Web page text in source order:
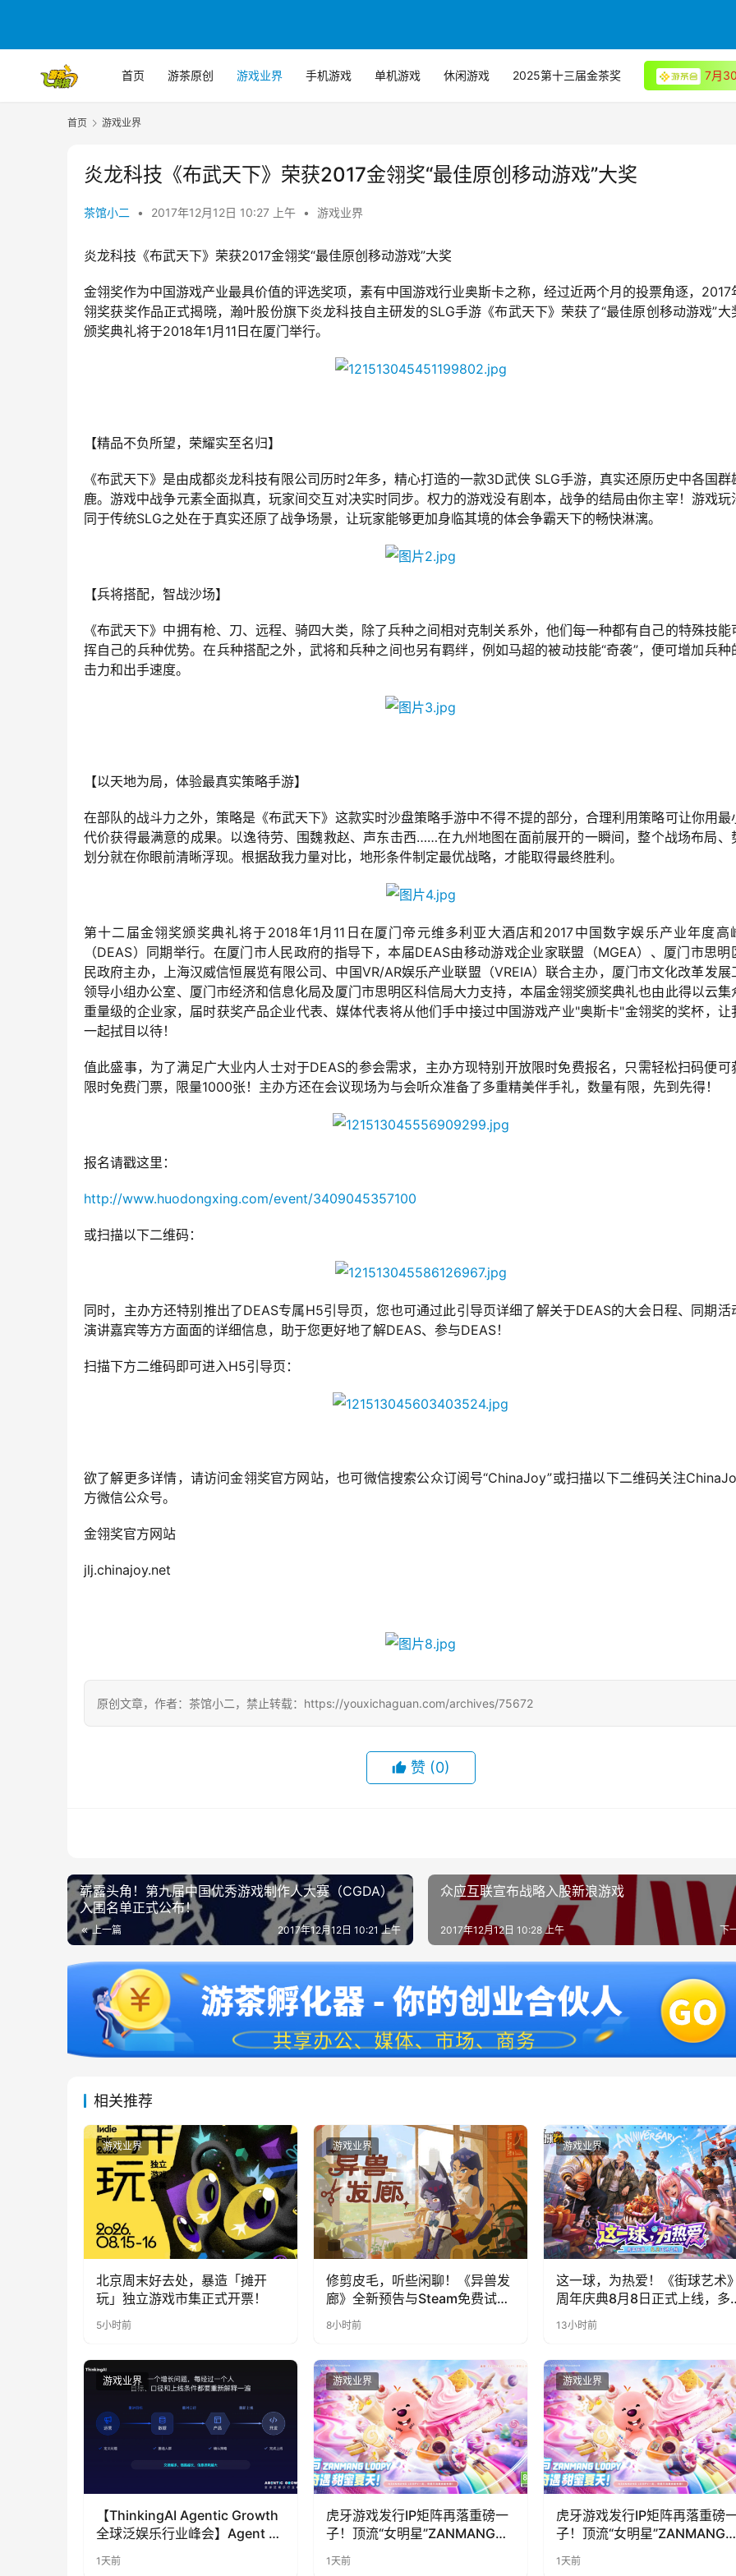
首页 游茶原创 游戏业界 手机游戏 单机游戏 休闲游戏 2025第十三届金茶奖 7月
首页 游戏业界
炎龙科技《布武天下》荣获2017金翎奖“最佳原创移动游戏”大奖
茶馆小二 • 2017年12月12日 10:27 上午 • 游戏业界
炎龙科技《布武天下》荣获2017金翎奖“最佳原创移动游戏”大奖
金翎奖作为中国游戏产业最具价值的评选奖项，素有中国游戏行业奥斯卡之称，经过近两个月的投票角逐，2017
翎奖获奖作品正式揭晓，瀚叶股份旗下炎龙科技自主研发的SLG手游《布武天下》荣获了“最佳原创移动游戏”大
颁奖典礼将于2018年1月11日在厦门举行。
【精品不负所望，荣耀实至名归】
《布武天下》是由成都炎龙科技有限公司历时2年多，精心打造的一款3D武侠 SLG手游，真实还原历史中各国群
鹿。游戏中战争元素全面拟真，玩家间交互对决实时同步。权力的游戏没有剧本，战争的结局由你主宰！游戏玩
同于传统SLG之处在于真实还原了战争场景，让玩家能够更加身临其境的体会争霸天下的畅快淋漓。
【兵将搭配，智战沙场】
《布武天下》中拥有枪、刀、远程、骑四大类，除了兵种之间相对克制关系外，他们每一种都有自己的特殊技能
挥自己的兵种优势。在兵种搭配之外，武将和兵种之间也另有羁绊，例如马超的被动技能“奇袭”，便可增加兵种
击力和出手速度。
【以天地为局，体验最真实策略手游】
在部队的战斗力之外，策略是《布武天下》这款实时沙盘策略手游中不得不提的部分，合理利用策略可让你用最
代价获得最满意的成果。以逸待劳、围魏救赵、声东击西……在九州地图在面前展开的一瞬间，整个战场布局、
划分就在你眼前清晰浮现。根据敌我力量对比，地形条件制定最优战略，才能取得最终胜利。
第十二届金翎奖颁奖典礼将于2018年1月11日在厦门帝元维多利亚大酒店和2017中国数字娱乐产业年度高
（DEAS）同期举行。在厦门市人民政府的指导下，本届DEAS由移动游戏企业家联盟（MGEA）、厦门市思明
民政府主办，上海汉威信恒展览有限公司、中国VR/AR娱乐产业联盟（VREIA）联合主办，厦门市文化改革发展
领导小组办公室、厦门市经济和信息化局及厦门市思明区科信局大力支持，本届金翎奖颁奖典礼也由此得以云集
重量级的企业家，届时获奖产品企业代表、媒体代表将从他们手中接过中国游戏产业"奥斯卡"金翎奖的奖杯，让
一起拭目以待！
值此盛事，为了满足广大业内人士对于DEAS的参会需求，主办方现特别开放限时免费报名，只需轻松扫码便可
限时免费门票，限量1000张！主办方还在会议现场为与会听众准备了多重精美伴手礼，数量有限，先到先得！
报名请戳这里：
http://www.huodongxing.com/event/3409045357100
或扫描以下二维码：
同时，主办方还特别推出了DEAS专属H5引导页，您也可通过此引导页详细了解关于DEAS的大会日程、同期活
演讲嘉宾等方方面面的详细信息，助于您更好地了解DEAS、参与DEAS！
扫描下方二维码即可进入H5引导页：
欲了解更多详情，请访问金翎奖官方网站，也可微信搜索公众订阅号“ChinaJoy”或扫描以下二维码关注
方微信公众号。
金翎奖官方网站
jlj.chinajoy.net
原创文章，作者：茶馆小二，禁止转载：https://youxichaguan.com/archives/75672
赞 (0)
崭露头角！第九届中国优秀游戏制作人大赛（CGDA）
入围名单正式公布！
上一篇 2017年12月12日 10:21 上午
众应互联宣布战略入股新浪游戏
下
2017年12月12日 10:28 上午
相关推荐
游戏业界
北京周末好去处，暴造「摊开
玩」独立游戏市集正式开票！
5小时前
游戏业界
修剪皮毛，听些闲聊！《异兽发
廊》全新预告与Steam免费试玩
公开
8小时前
游戏业界
这一球，为热爱！《街球艺术
周年庆典8月8日正式上线，多
福利与全新内容同步开启
13小时前
游戏业界
【ThinkingAI Agentic Growth
全球泛娱乐行业峰会】Agent 时
1天前
游戏业界
虎牙游戏发行IP矩阵再落重磅一
子！顶流“女明星”ZANMANG
奇遇》惊喜曝光
1天前
游戏业界
虎牙游戏发行IP矩阵再落重磅
子！顶流“女明星”ZANMANG
奇遇》惊喜曝光
1天前